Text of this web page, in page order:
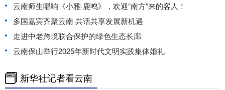
云南师生唱响《小雅·鹿鸣》，欢迎“南方”来的客人！
多国嘉宾齐聚云南 共话共享发展新机遇
走进中老跨境联合保护的绿色生态长廊
云南保山举行2025年新时代文明实践集体婚礼
新华社记者看云南